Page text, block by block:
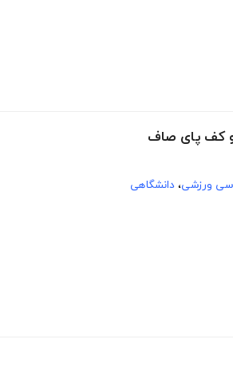
و کف پای صاف
ورزشی، دانشگاهی